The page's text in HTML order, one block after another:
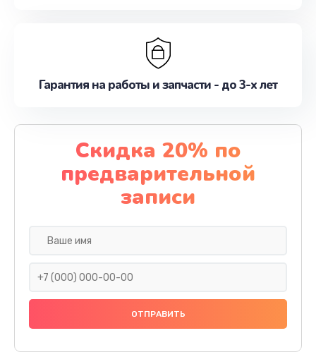
Гарантия на работы и запчасти - до 3-х лет
Скидка 20% по
предварительной
записи